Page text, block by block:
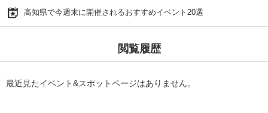
高知県で今週末に開催されるおすすめイベント20選
閲覧履歴
最近見たイベント&スポットページはありません。